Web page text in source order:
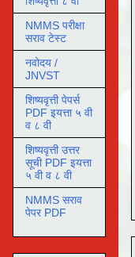
NMMS परीक्षा
सराव टेस्ट
नवोदय /
JNVST
शिष्यवृत्ती पेपर्स
PDF इयत्ता ५ वी
व ८ वी
शिष्यवृत्ती उत्तर
सूची PDF इयत्ता
५ वी व ८ वी
NMMS सराव
पेपर PDF